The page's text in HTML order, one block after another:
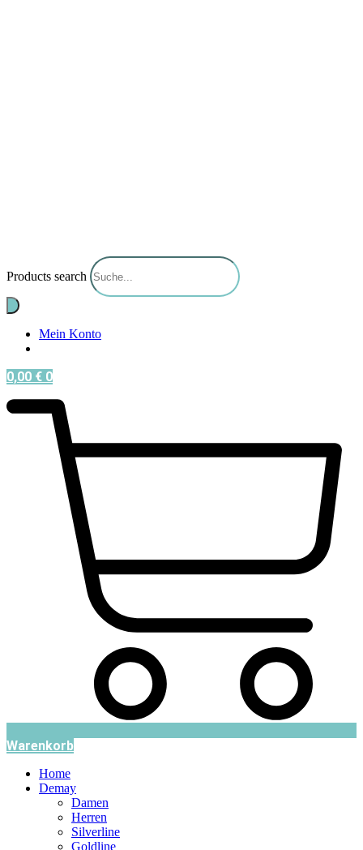
Products search
Mein Konto
0,00 € 0
Warenkorb
Home
Demay
Damen
Herren
Silverline
Goldline